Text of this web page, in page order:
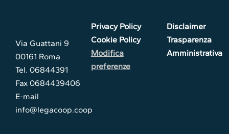
Via Guattani 9
00161 Roma
Tel. 06844391
Fax 0684439406
E-mail
info@legacoop.coop
Privacy Policy
Cookie Policy
Modifica
preferenze
Disclaimer
Trasparenza
Amministrativa